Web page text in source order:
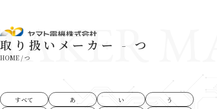
取り扱いメーカー - つ
HOME /つ
すべて あ い
う